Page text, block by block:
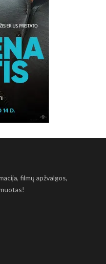
filmų apžvalgos,